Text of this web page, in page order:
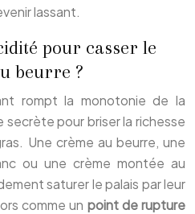
lassant.
pour casser le
beurre ?
rompt la monotonie de la
secrète pour briser la richesse
Une crème au beurre, une
ou une crème montée au
saturer le palais par leur
comme un point de rupture